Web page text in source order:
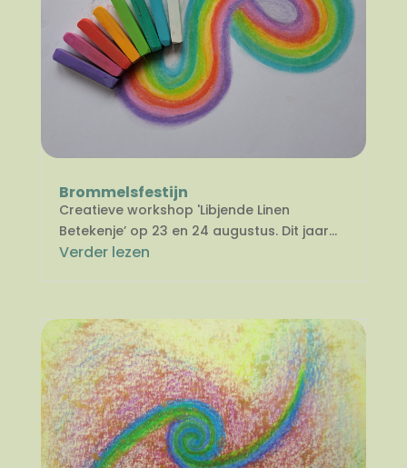
Brommelsfestijn
Creatieve workshop 'Libjende Linen
Betekenje’ op 23 en 24 augustus. Dit jaar...
Verder lezen